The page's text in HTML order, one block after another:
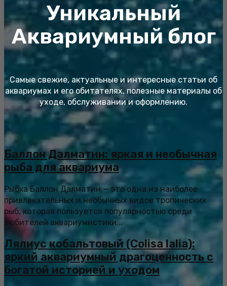
Уникальный
Аквариумный блог
Самые свежие, актуальные и интересные статьи об
аквариумах и его обитателях, полезные материалы об
уходе, обслуживании и оформлению.
Баллон Далматин: яркая и необычная
рыба для аквариума
Рыбка Баллон Далматин — это одна из наиболее
привлекательных и необычных видов тропических
рыб, которая пользуется популярностью среди
любителей аквариумистики...
Лялиус кобальтовый (Colisa lalia):
яркий аквариумный драгоценность с
богатой историей и уходом